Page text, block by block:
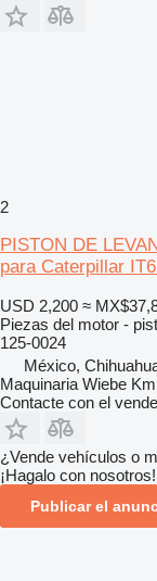
2
PISTON DE
para Caterpillar
USD 2,200 ≈
Piezas del motor -
125-0024
México,
Maquinaria Wiebe
Contacte con el
¿Vende vehículos o
¡Hagalo con nosotros!
Publicar el